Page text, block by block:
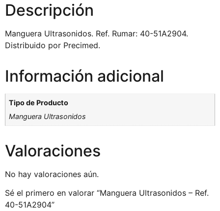
Descripción
Manguera Ultrasonidos. Ref. Rumar: 40-51A2904.
Distribuido por Precimed.
Información adicional
Tipo de Producto
Manguera Ultrasonidos
Valoraciones
No hay valoraciones aún.
Sé el primero en valorar “Manguera Ultrasonidos – Ref.
40-51A2904”